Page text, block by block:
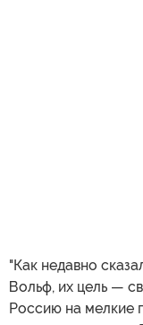
"Как недавно
Вольф, их цель —
Россию на мелкие